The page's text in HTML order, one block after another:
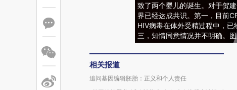
致了两个婴儿的诞生。对于贺
界已经达成共识。第一，目前
HIV病毒在体外受精过程中，
三，知情同意情况并不明确。
相关报道
追问基因编辑胚胎：正义和个人责任